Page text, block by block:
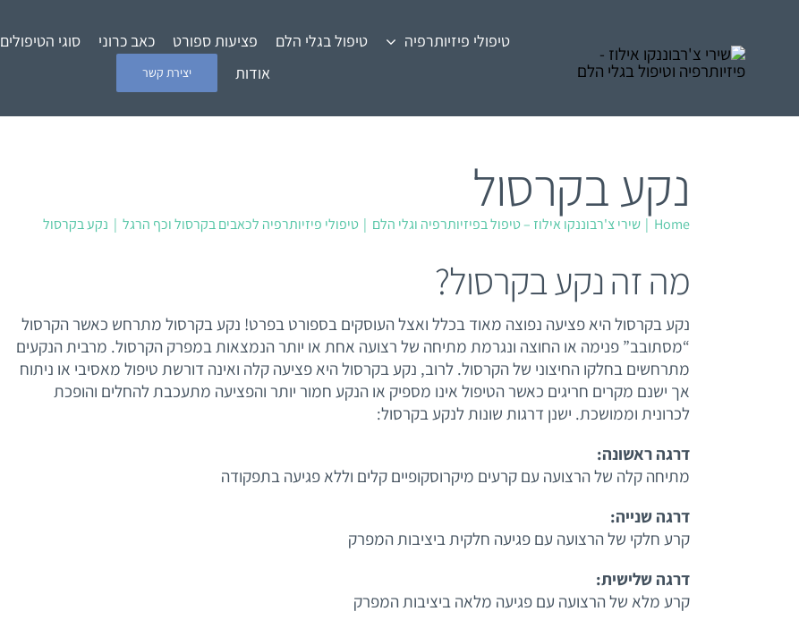
טיפולי פיזיותרפיה טיפול בגלי הלם פציעות ספורט כאב כרוני סוגי הטיפולים
אודות
יצירת קשר
נקע בקרסול
Home שירי צ'רבוננקו אילוז – טיפול בפיזיותרפיה וגלי הלם טיפולי פיזיותרפיה לכאבים בקרסול וכף הרגל נקע בקרסול
מה זה נקע בקרסול?
נקע בקרסול היא פציעה נפוצה מאוד בכלל ואצל העוסקים בספורט בפרט! נקע בקרסול מתרחש כאשר הקרסול
“מסתובב” פנימה או החוצה ונגרמת מתיחה של רצועה אחת או יותר הנמצאות במפרק הקרסול. מרבית הנקעים
מתרחשים בחלקו החיצוני של הקרסול. לרוב, נקע בקרסול היא פציעה קלה ואינה דורשת טיפול מאסיבי או ניתוח
אך ישנם מקרים חריגים כאשר הטיפול אינו מספיק או הנקע חמור יותר והפציעה מתעכבת להחלים והופכת
לכרונית וממושכת. ישנן דרגות שונות לנקע בקרסול:
דרגה ראשונה:
מתיחה קלה של הרצועה עם קרעים מיקרוסקופיים קלים וללא פגיעה בתפקודה
דרגה שנייה:
קרע חלקי של הרצועה עם פגיעה חלקית ביציבות המפרק
דרגה שלישית:
קרע מלא של הרצועה עם פגיעה מלאה ביציבות המפרק